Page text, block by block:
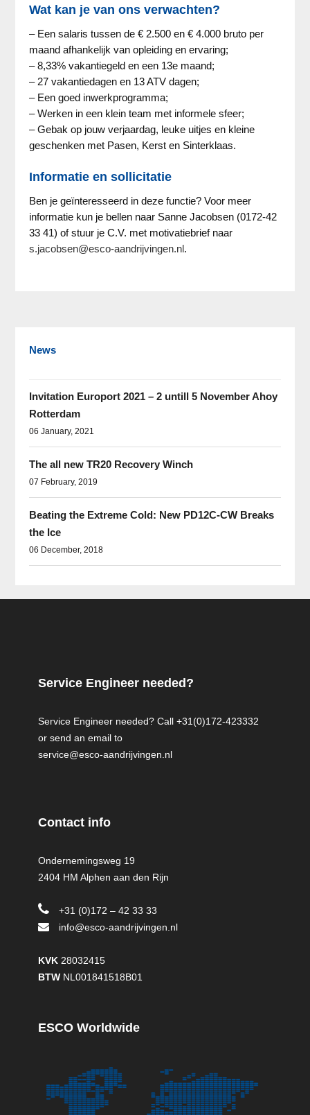
Wat kan je van ons verwachten?
– Een salaris tussen de € 2.500 en € 4.000 bruto per
maand afhankelijk van opleiding en ervaring;
– 8,33% vakantiegeld en een 13e maand;
– 27 vakantiedagen en 13 ATV dagen;
– Een goed inwerkprogramma;
– Werken in een klein team met informele sfeer;
– Gebak op jouw verjaardag, leuke uitjes en kleine
geschenken met Pasen, Kerst en Sinterklaas.
Informatie en sollicitatie
Ben je geïnteresseerd in deze functie? Voor meer
informatie kun je bellen naar Sanne Jacobsen (0172-42
33 41) of stuur je C.V. met motivatiebrief naar
s.jacobsen@esco-aandrijvingen.nl.
News
Invitation Europort 2021 – 2 untill 5 November Ahoy
Rotterdam
06 January, 2021
The all new TR20 Recovery Winch
07 February, 2019
Beating the Extreme Cold: New PD12C-CW Breaks
the Ice
06 December, 2018
Service Engineer needed?
Service Engineer needed? Call +31(0)172-423332
or send an email to
service@esco-aandrijvingen.nl
Contact info
Ondernemingsweg 19
2404 HM Alphen aan den Rijn
+31 (0)172 – 42 33 33
info@esco-aandrijvingen.nl
KVK 28032415
BTW NL001841518B01
ESCO Worldwide